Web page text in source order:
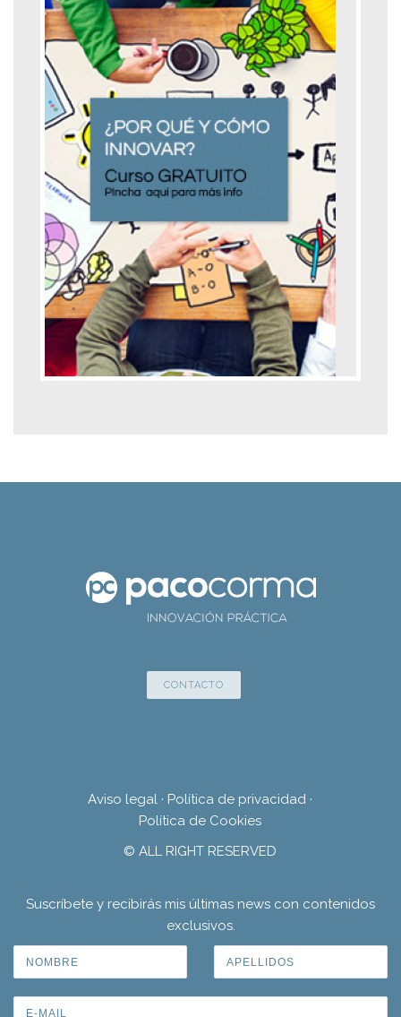
CONTACTO
Aviso legal · Política de privacidad ·
Política de Cookies
© ALL RIGHT RESERVED
Suscríbete y recibirás mis últimas news con contenidos
exclusivos.